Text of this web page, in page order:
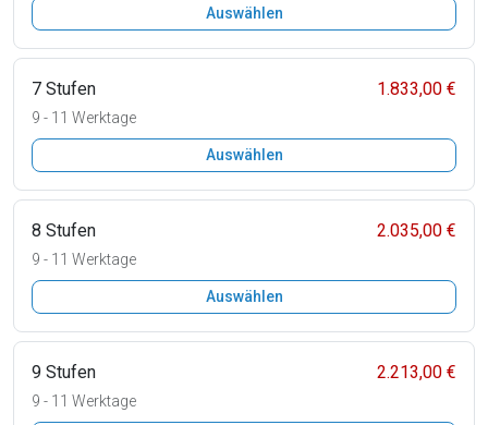
Auswählen
7 Stufen 1.833,00 €
9 - 11 Werktage
Auswählen
8 Stufen 2.035,00 €
9 - 11 Werktage
Auswählen
9 Stufen 2.213,00 €
9 - 11 Werktage